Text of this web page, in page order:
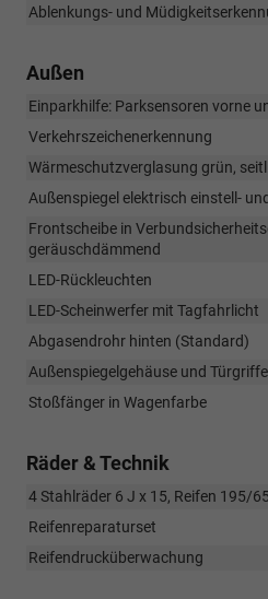
Ablenkungs- und
Außen
Einparkhilfe: Parksensoren vorne
Verkehrszeichenerkennung
Wärmeschutzverglasung grün,
Außenspiegel elektrisch einstell-
Frontscheibe in
geräuschdämmend
LED-Rückleuchten
LED-Scheinwerfer mit Tagfahrlicht
Abgasendrohr hinten (Standard)
Außenspiegelgehäuse und
Stoßfänger in Wagenfarbe
Räder & Technik
4 Stahlräder 6 J x 15, Reifen 195/
Reifenreparaturset
Reifendrucküberwachung